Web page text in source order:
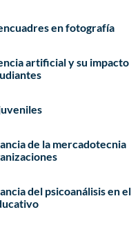
en fotografía
artificial y su impacto
de la mercadotecnia
del psicoanálisis en el